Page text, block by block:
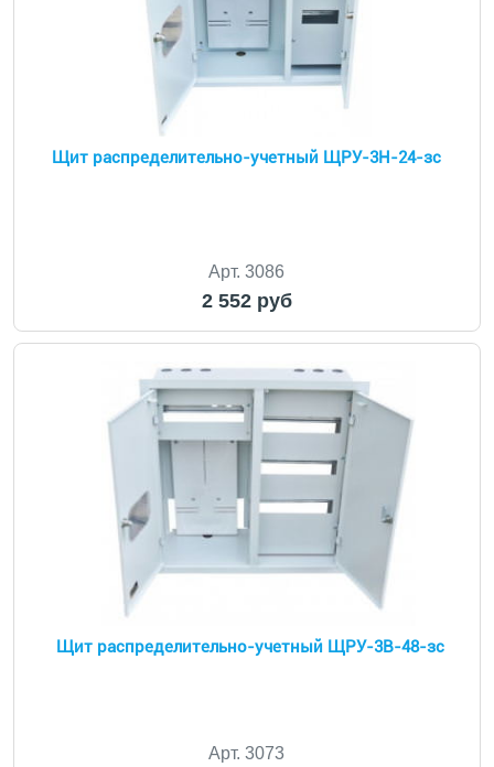
Щит распределительно-учетный ЩРУ-3Н-24-зс
Арт. 3086
2 552 руб
Щит распределительно-учетный ЩРУ-3В-48-зс
Арт. 3073